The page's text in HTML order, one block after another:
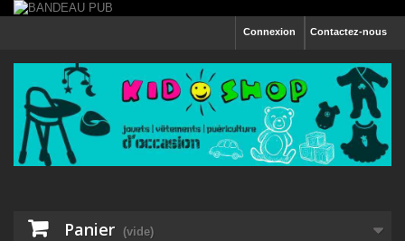
Contactez-nous
Connexion
Panier (vide)